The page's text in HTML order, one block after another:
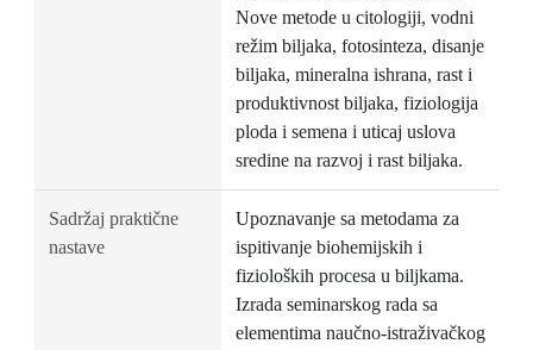
Nove metode u citologiji, vodni
režim biljaka, fotosinteza, disanje
biljaka, mineralna ishrana, rast i
produktivnost biljaka, fiziologija
ploda i semena i uticaj uslova
sredine na razvoj i rast biljaka.
Sadržaj praktične
nastave
Upoznavanje sa metodama za
ispitivanje biohemijskih i
fizioloških procesa u biljkama.
Izrada seminarskog rada sa
elementima naučno-istraživačkog